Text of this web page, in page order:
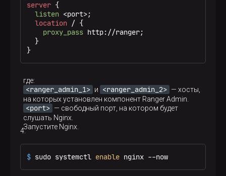
server {
listen <port>;
location / {
proxy_pass http://ranger;
  }
}
где:
<ranger_admin_1> и <ranger_admin_2> — хосты,
на которых установлен компонент Ranger Admin.
<port> — свободный порт, на котором будет
слушать Nginx.
Запустите Nginx.
$ sudo systemctl enable nginx --now